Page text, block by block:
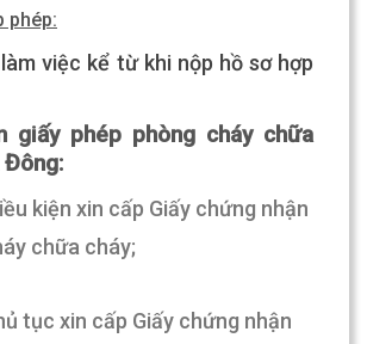
phép:
việc kể từ khi nộp hồ sơ hợp
giấy phép phòng cháy chữa
Đông:
kiện xin cấp Giấy chứng nhận
chữa cháy;
tục xin cấp Giấy chứng nhận